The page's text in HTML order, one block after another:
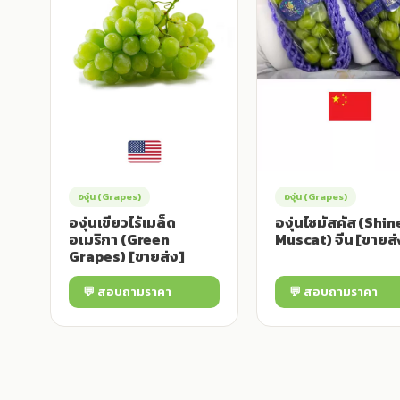
องุ่น (Grapes)
องุ่นเขียวไร้เมล็ด
อเมริกา (Green
Grapes) [ขายส่ง]
💬 สอบถามราคา
องุ่น (Grapes)
องุ่นไซมัสคัส
Muscat) จีน [ขาย
💬 สอบถามราคา